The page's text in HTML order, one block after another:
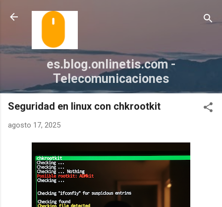
Ir al contenido principal
es.blog.onlinetis.com -
Telecomunicaciones
Seguridad en linux con chkrootkit
agosto 17, 2025